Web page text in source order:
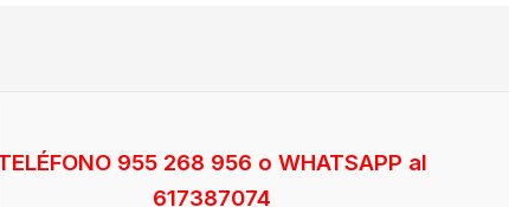
955 268 956 o WHATSAPP al
617387074